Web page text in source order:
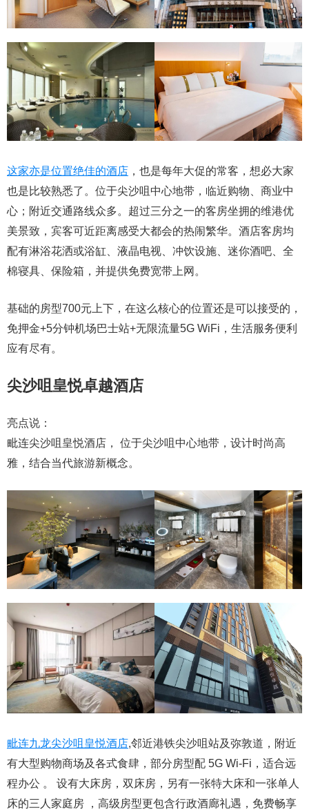
这家亦是位置绝佳的酒店 ，也是每年大促的常客，想必大家
也是比较熟悉了。位于尖沙咀中心地带，临近购物、商业中
心；附近交通路线众多。超过三分之一的客房坐拥的维港优
美景致，宾客可近距离感受大都会的热闹繁华。酒店客房均
配有淋浴花洒或浴缸、液晶电视、冲饮设施、迷你酒吧、全
棉寝具、保险箱，并提供免费宽带上网。
基础的房型700元上下，在这么核心的位置还是可以接受的，
免押金+5分钟机场巴士站+无限流量5G WiFi，生活服务便利
应有尽有。
尖沙咀皇悦卓越酒店
亮点说：
毗连尖沙咀皇悦酒店， 位于尖沙咀中心地带，设计时尚高
雅，结合当代旅游新概念。
毗连九龙尖沙咀皇悦酒店,邻近港铁尖沙咀站及弥敦道，附近
有大型购物商场及各式食肆，部分房型配 5G Wi-Fi，适合远
程办公 。 设有大床房，双床房，另有一张特大床和一张单人
床的三人家庭房 ，高级房型更包含行政酒廊礼遇，免费畅享